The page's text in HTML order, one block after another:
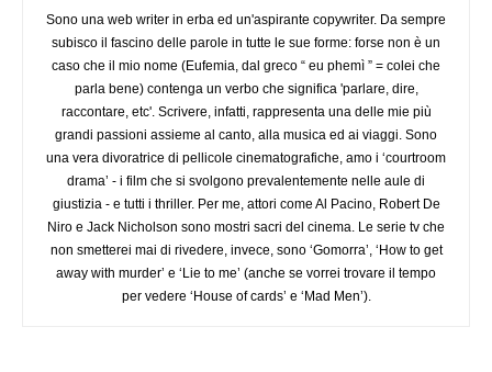
Sono una web writer in erba ed un'aspirante copywriter. Da sempre
subisco il fascino delle parole in tutte le sue forme: forse non è un
caso che il mio nome (Eufemia, dal greco “ eu phemì ” = colei che
parla bene) contenga un verbo che significa 'parlare, dire,
raccontare, etc'. Scrivere, infatti, rappresenta una delle mie più
grandi passioni assieme al canto, alla musica ed ai viaggi. Sono
una vera divoratrice di pellicole cinematografiche, amo i ‘courtroom
drama’ - i film che si svolgono prevalentemente nelle aule di
giustizia - e tutti i thriller. Per me, attori come Al Pacino, Robert De
Niro e Jack Nicholson sono mostri sacri del cinema. Le serie tv che
non smetterei mai di rivedere, invece, sono ‘Gomorra’, ‘How to get
away with murder’ e ‘Lie to me’ (anche se vorrei trovare il tempo
per vedere ‘House of cards’ e ‘Mad Men’).